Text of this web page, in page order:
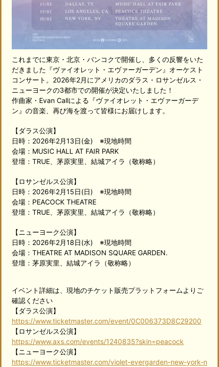
これまでに東京・北京・バンコクで開催し、多くの反響をいた
だきました『ヴァイオレット・エヴァーガーデン』オーケスト
コンサート。2026年2月にアメリカのダラス・ロサンゼルス・
ニューヨークの3都市での開催が決定いたしました！
作曲家・Evan Callによる『ヴァイオレット・エヴァーガーデ
ン』の音楽、再び海を渡って皆様にお届けします。
【ダラス公演】
日時：2026年2月13日(金) ※現地時間
会場：MUSIC HALL AT FAIR PARK
登壇：TRUE、茅原実里、結城アイラ（敬称略）
【ロサンゼルス公演】
日時：2026年2月15日(日) ※現地時間
会場：PEACOCK THEATRE
登壇：TRUE、茅原実里、結城アイラ（敬称略）
【ニューヨーク公演】
日時：2026年2月18日(水) ※現地時間
会場：THEATRE AT MADISON SQUARE GARDEN.
登壇：茅原実里、結城アイラ（敬称略）
イベント詳細は、現地のチケット販売プラットフォームよりご
確認ください
【ダラス公演】
https://www.ticketmaster.com/event/0C006373D8C29200
【ロサンゼルス公演】
https://www.axs.com/events/1240835?skin=peacock
【ニューヨーク公演】
https://www.ticketmaster.com/violet-evergarden-new-york-n